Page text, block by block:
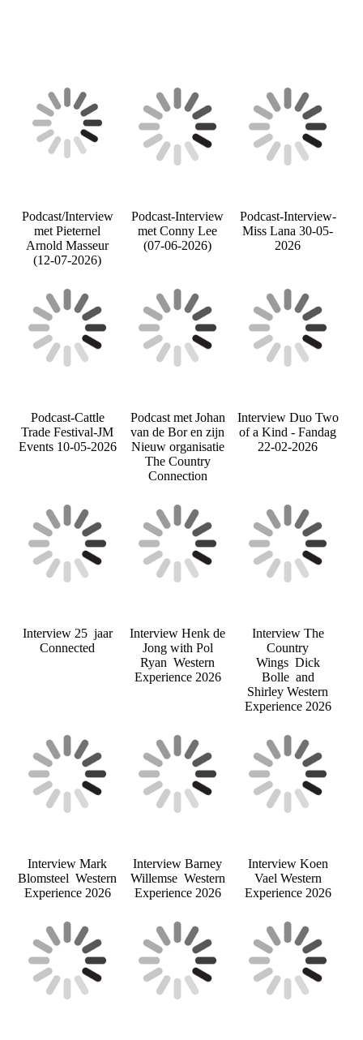
Podcast/Interview
met Pieternel
Arnold Masseur
(12-07-2026)
Podcast-Interview
met Conny Lee
(07-06-2026)
Podcast-Interview-
Miss Lana 30-05-
2026
Podcast-Cattle
Trade Festival-JM
Events 10-05-2026
Podcast met Johan
van de Bor en zijn
Nieuw organisatie
The Country
Connection
Interview Duo Two
of a Kind - Fandag
22-02-2026
Interview 25 jaar
Connected
Interview Henk de
Jong with Pol
Ryan Western
Experience 2026
Interview The
Country
Wings Dick
Bolle and
Shirley Western
Experience 2026
Interview Mark
Blomsteel Western
Experience 2026
Interview Barney
Willemse Western
Experience 2026
Interview Koen
Vael Western
Experience 2026